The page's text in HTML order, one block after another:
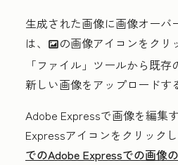
生成された画像に画像オーバ
は、
insertImageIconの画像アイコンをクリ
「ファイル」ツールから既存
新しい画像をアップロードす
Adobe Expressで画像を編集す
Expressアイコンをクリック
でのAdobe Expressでの画像